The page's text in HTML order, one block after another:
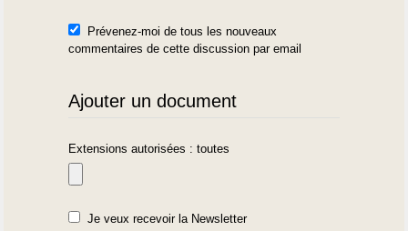
Prévenez-moi de tous les nouveaux
commentaires de cette discussion par email
Ajouter un document
Extensions autorisées : toutes
Je veux recevoir la Newsletter